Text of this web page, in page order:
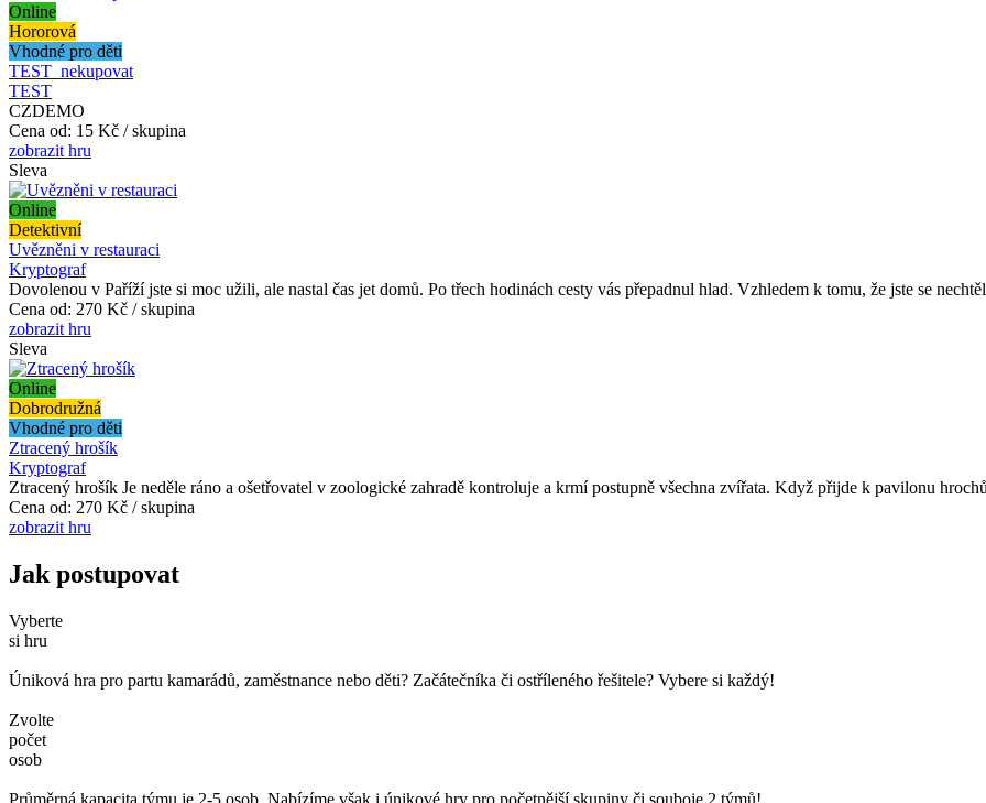
Online
Hororová
Vhodné pro děti
TEST_nekupovat
TEST
CZDEMO
Cena od: 15 Kč / skupina
zobrazit hru
Sleva
Online
Detektivní
Uvězněni v restauraci
Kryptograf
Dovolenou v Paříží jste si moc užili, ale nastal čas jet domů. Po třech hodinách cesty vás přepadnul hlad. Vzhledem k tomu, že jste se
Cena od: 270 Kč / skupina
zobrazit hru
Sleva
Online
Dobrodružná
Vhodné pro děti
Ztracený hrošík
Kryptograf
Ztracený hrošík Je neděle ráno a ošetřovatel v zoologické zahradě kontroluje a krmí postupně všechna zvířata. Když přijde k pavilonu
Cena od: 270 Kč / skupina
zobrazit hru
Jak postupovat
Vyberte
si hru
Úniková hra pro partu kamarádů, zaměstnance nebo děti? Začátečníka či ostříleného řešitele? Vybere si každý!
Zvolte
počet
osob
Průměrná kapacita týmu je 2-5 osob. Nabízíme však i únikové hry pro početnější skupiny či souboje 2 týmů!